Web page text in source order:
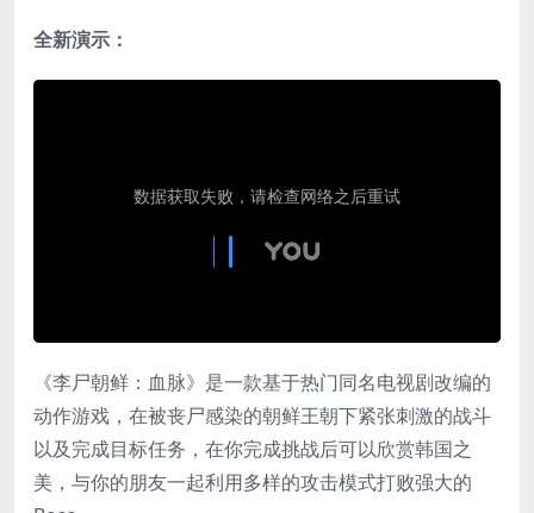
全新演示：
《李尸朝鲜：血脉》是一款基于热门同名电视剧改编的
动作游戏，在被丧尸感染的朝鲜王朝下紧张刺激的战斗
以及完成目标任务，在你完成挑战后可以欣赏韩国之
美，与你的朋友一起利用多样的攻击模式打败强大的